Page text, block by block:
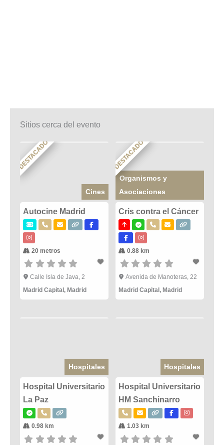
Sitios cerca del evento
DESTACADO
Cines
Autocine Madrid
20 metros
Calle Isla de Java, 2
Madrid Capital, Madrid
DESTACADO
Organismos y
Asociaciones
Cris contra el Cáncer
0.88 km
Avenida de Manoteras, 22
Madrid Capital,Madrid
Hospitales
Hospital Universitario
La Paz
0.98 km
Hospitales
Hospital Universitario
HM Sanchinarro
1.03 km